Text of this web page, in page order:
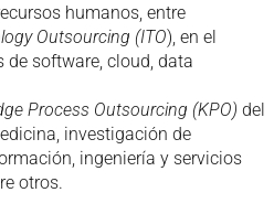
humanos, entre
Outsourcing (ITO), en el
de software, cloud, data
Process Outsourcing (KPO) del
investigación de
ingeniería y servicios
otros.